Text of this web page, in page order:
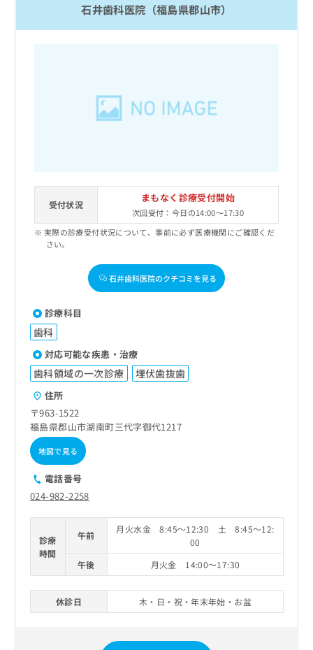
石井歯科医院（福島県郡山市）
受付状況
まもなく診療受付開始
次回受付：今日の14:00～17:30
実際の診療受付状況について、事前に必ず医療機関にご確認くだ
さい。
石井歯科医院のクチコミを見る
診療科目
歯科
対応可能な疾患・治療
歯科領域の一次診療 埋伏歯抜歯
住所
〒963-1522
福島県郡山市湖南町三代字御代1217
地図で見る
電話番号
024-982-2258
診療
時間
午前
月火水金 8:45～12:30 土 8:45～12:
00
午後
月火金 14:00～17:30
休診日 木・日・祝・年末年始・お盆